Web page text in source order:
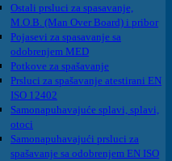
Ostali prsluci za spasavanje,
M.O.B. (Man Over Board) i pribor
Pojasevi za spasavanje sa
odobrenjem MED
Potkove za spašavanje
Prsluci za spašavanje atestirani EN
ISO 12402
Samonapuhavajuće splavi, splavi,
otoci
Samonapuhavajući prsluci za
spašavanje sa odobrenjem EN ISO